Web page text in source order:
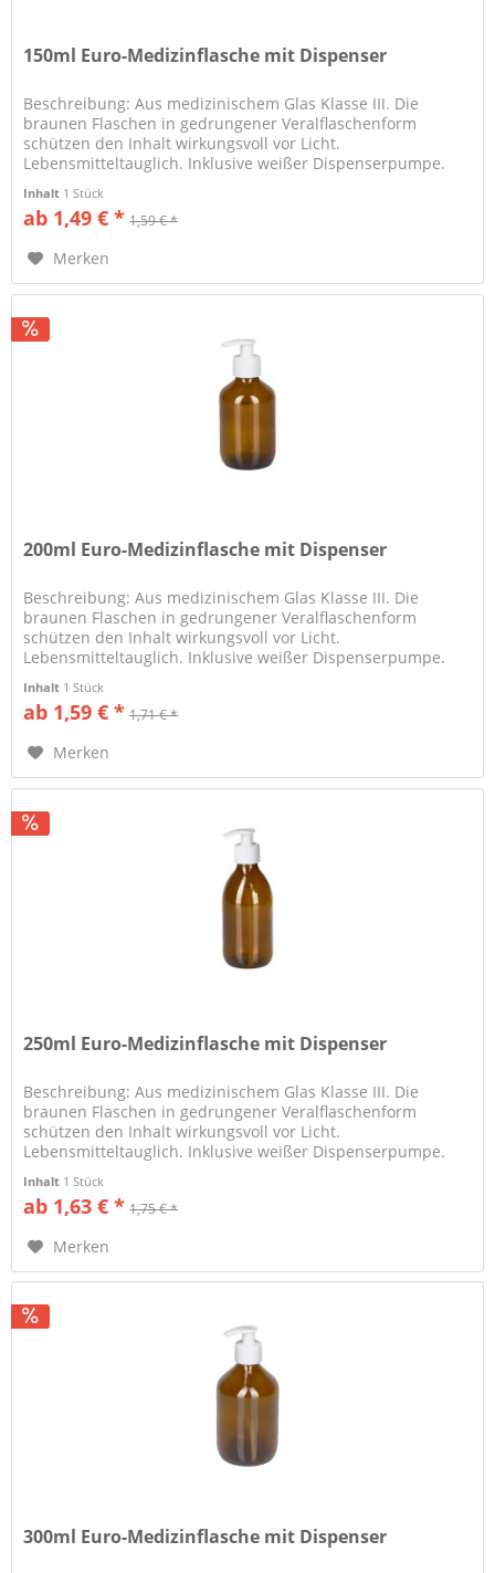
150ml Euro-Medizinflasche mit Dispenser
Beschreibung: Aus medizinischem Glas Klasse III. Die
braunen Flaschen in gedrungener Veralflaschenform
schützen den Inhalt wirkungsvoll vor Licht.
Lebensmitteltauglich. Inklusive weißer Dispenserpumpe.
Inhalt 1 Stück
ab 1,49 € * 1,59 € *
Merken
200ml Euro-Medizinflasche mit Dispenser
Beschreibung: Aus medizinischem Glas Klasse III. Die
braunen Flaschen in gedrungener Veralflaschenform
schützen den Inhalt wirkungsvoll vor Licht.
Lebensmitteltauglich. Inklusive weißer Dispenserpumpe.
Inhalt 1 Stück
ab 1,59 € * 1,71 € *
Merken
250ml Euro-Medizinflasche mit Dispenser
Beschreibung: Aus medizinischem Glas Klasse III. Die
braunen Flaschen in gedrungener Veralflaschenform
schützen den Inhalt wirkungsvoll vor Licht.
Lebensmitteltauglich. Inklusive weißer Dispenserpumpe.
Inhalt 1 Stück
ab 1,63 € * 1,75 € *
Merken
300ml Euro-Medizinflasche mit Dispenser